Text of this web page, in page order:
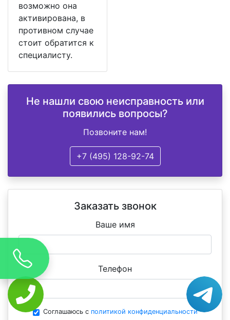
возможно она
активирована, в
противном случае
стоит обратится к
специалисту.
Не нашли свою неисправность или
появились вопросы?
Позвоните нам!
+7 (495) 128-92-74
Заказать звонок
Ваше имя
Телефон
Соглашаюсь с политикой конфиденциальности